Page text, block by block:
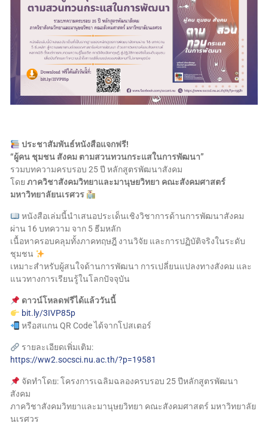
ประชาสัมพันธ์หนังสือแจกฟรี!
“ผู้คน ชุมชน สังคม ตามสวนทวนกระแสในการพัฒนา”
รวมบทความครบรอบ 25 ปี หลักสูตรพัฒนาสังคม
โดย ภาควิชาสังคมวิทยาและมานุษยวิทยา คณะสังคมศาสตร์
มหาวิทยาลัยนเรศวร
หนังสือเล่มนี้นำเสนอประเด็นเชิงวิชาการด้านการพัฒนาสังคม
ผ่าน 16 บทความ จาก 5 ธีมหลัก
เนื้อหาครอบคลุมทั้งภาคทฤษฎี งานวิจัย และการปฏิบัติจริงในระดับ
ชุมชน
เหมาะสำหรับผู้สนใจด้านการพัฒนา การเปลี่ยนแปลงทางสังคม และ
แนวทางการเรียนรู้ในโลกปัจจุบัน
ดาวน์โหลดฟรีได้แล้ววันนี้
bit.ly/3IVP85p
หรือสแกน QR Code ได้จากโปสเตอร์
รายละเอียดเพิ่มเติม:
https://ww2.socsci.nu.ac.th/?p=19581
จัดทำโดย: โครงการเฉลิมฉลองครบรอบ 25 ปีหลักสูตรพัฒนา
สังคม
ภาควิชาสังคมวิทยาและมานุษยวิทยา คณะสังคมศาสตร์ มหาวิทยาลัย
นเรศวร